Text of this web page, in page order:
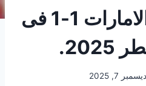
تعادل مصر و الامارات 1-1 فى
ديسمبر 7, 2025